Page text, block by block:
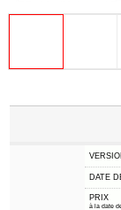
DATE
PRIX
à la date